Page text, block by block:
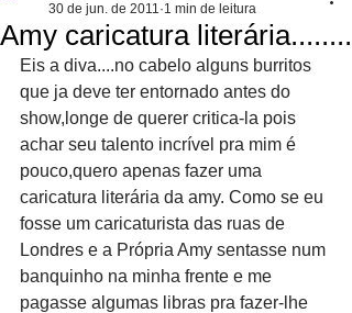
Amy caricatura literária........
30 de jun. de 2011 1 min de leitura
Eis a diva....no cabelo alguns burritos
que ja deve ter entornado antes do
show,longe de querer critica-la pois
achar seu talento incrível pra mim é
pouco,quero apenas fazer uma
caricatura literária da amy. Como se eu
fosse um caricaturista das ruas de
Londres e a Própria Amy sentasse num
banquinho na minha frente e me
pagasse algumas libras pra fazer-lhe